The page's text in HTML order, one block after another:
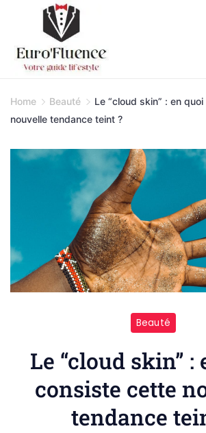
content
Home Beauté
Le “cloud skin” : en
nouvelle tendance teint ?
Beauté
Le “cloud skin” :
consiste cette
tendance